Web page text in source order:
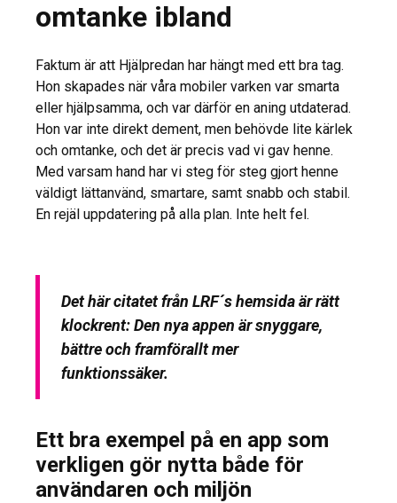
omtanke ibland
Faktum är att Hjälpredan har hängt med ett bra tag.
Hon skapades när våra mobiler varken var smarta
eller hjälpsamma, och var därför en aning utdaterad.
Hon var inte direkt dement, men behövde lite kärlek
och omtanke, och det är precis vad vi gav henne.
Med varsam hand har vi steg för steg gjort henne
väldigt lättanvänd, smartare, samt snabb och stabil.
En rejäl uppdatering på alla plan. Inte helt fel.
Det här citatet från LRF´s hemsida är rätt
klockrent:Den nya appen är snyggare,
bättre och framförallt mer
funktionssäker.
Ett bra exempel på en app som
verkligen gör nytta både för
användaren och miljön